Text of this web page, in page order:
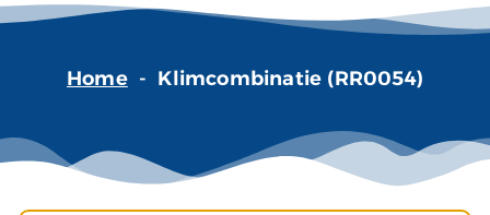
Home - Klimcombinatie (RR0054)